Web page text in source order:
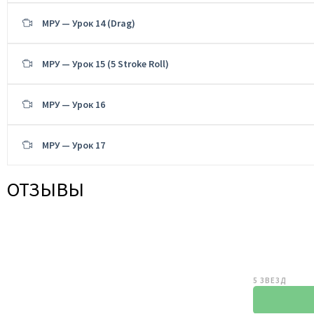
МРУ — Урок 14 (Drag)
МРУ — Урок 15 (5 Stroke Roll)
МРУ — Урок 16
МРУ — Урок 17
ОТЗЫВЫ
5 ЗВЕЗД